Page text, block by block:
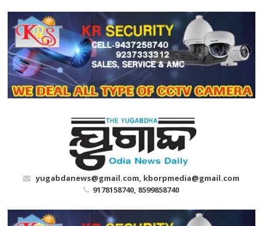
content
yugabdanews@gmail.com, kborpmedia@gmail.com
9178158740, 8599858740